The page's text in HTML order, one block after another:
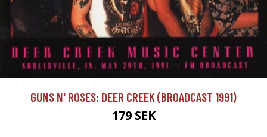
GUNS N' ROSES: DEER CREEK (BROADCAST 1991)
179 SEK